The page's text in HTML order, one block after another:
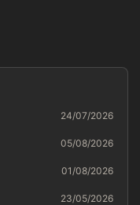
24/07/2026
05/08/2026
01/08/2026
23/05/2026